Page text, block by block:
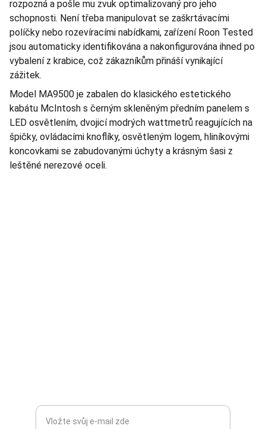
rozpozná a pošle mu zvuk optimalizovaný pro jeho
schopnosti. Není třeba manipulovat se zaškrtávacími
políčky nebo rozevíracími nabídkami, zařízení Roon Tested
jsou automaticky identifikována a nakonfigurována ihned po
vybalení z krabice, což zákazníkům přináší vynikající
zážitek.
Model MA9500 je zabalen do klasického estetického
kabátu McIntosh s černým skleněným předním panelem s
LED osvětlením, dvojicí modrých wattmetrů reagujících na
špičky, ovládacími knoflíky, osvětleným logem, hliníkovými
koncovkami se zabudovanými úchyty a krásným šasi z
leštěné nerezové oceli.